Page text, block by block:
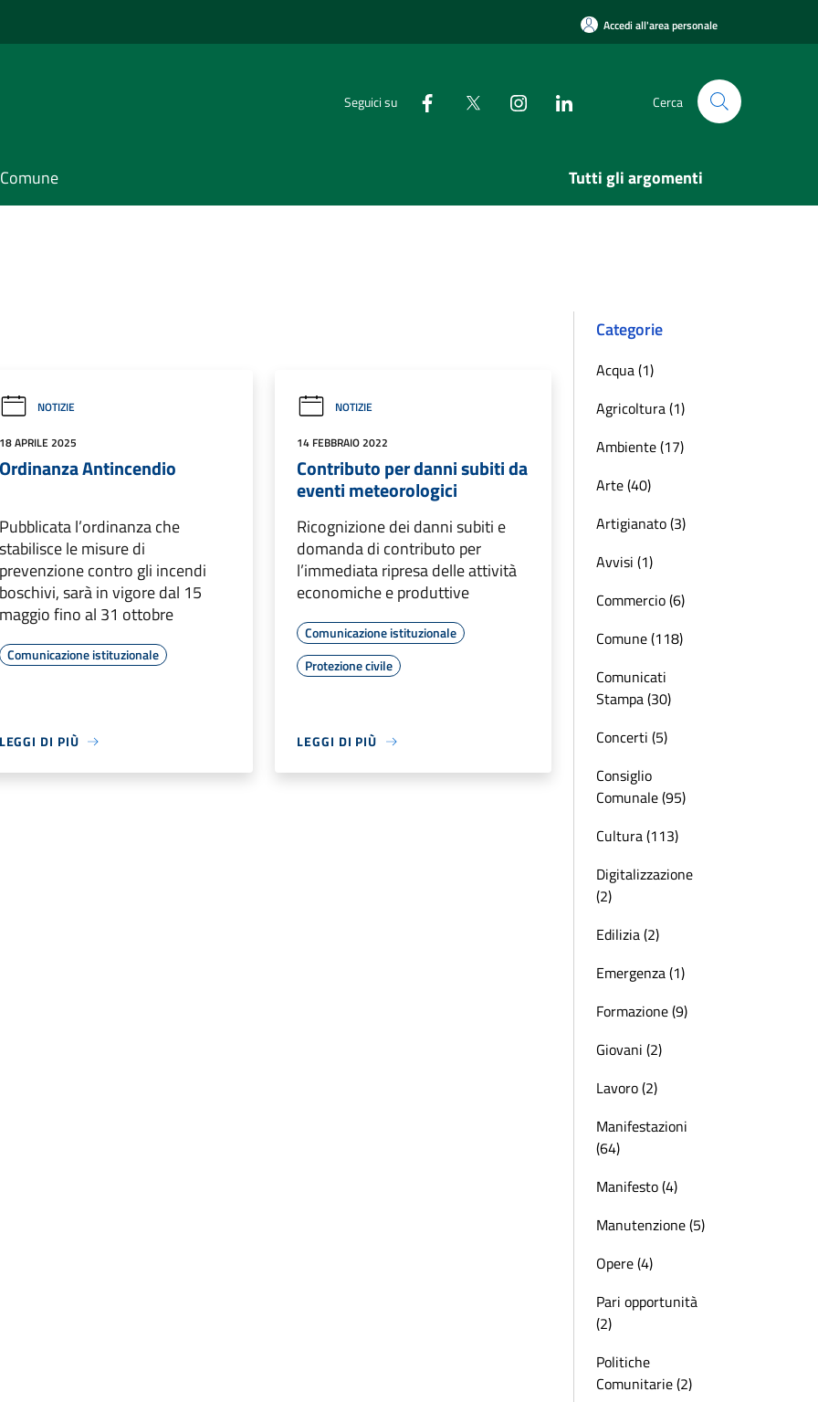
Accedi all'area personale
Seguici su Cerca
Tutti gli argomenti
NOTIZIE
APRILE 2025
Antincendio
l’ordinanza che
le misure di
contro gli incendi
sarà in vigore dal 15
fino al 31 ottobre
Comunicazione istituzionale
DI PIÙ
NOTIZIE
14 FEBBRAIO 2022
Contributo per danni subiti da
eventi meteorologici
Ricognizione dei danni subiti e
domanda di contributo per
l’immediata ripresa delle attività
economiche e produttive
Comunicazione istituzionale
Protezione civile
LEGGI DI PIÙ
Categorie
Acqua (1)
Agricoltura (1)
Ambiente (17)
Arte (40)
Artigianato (3)
Avvisi (1)
Commercio (6)
Comune (118)
Comunicati
Stampa (30)
Concerti (5)
Consiglio
Comunale (95)
Cultura (113)
Digitalizzazione
(2)
Edilizia (2)
Emergenza (1)
Formazione (9)
Giovani (2)
Lavoro (2)
Manifestazioni
(64)
Manifesto (4)
Manutenzione (5)
Opere (4)
Pari opportunità
(2)
Politiche
Comunitarie (2)